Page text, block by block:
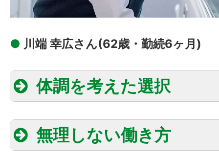
● 川端 幸広さん(62歳・勤続6ヶ月)
体調を考えた選択
無理しない働き方